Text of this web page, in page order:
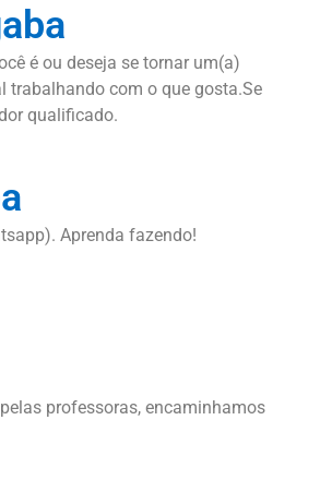
é ou deseja se tornar um(a)
trabalhando com o que gosta.Se
qualificado.
Aprenda fazendo!
professoras, encaminhamos